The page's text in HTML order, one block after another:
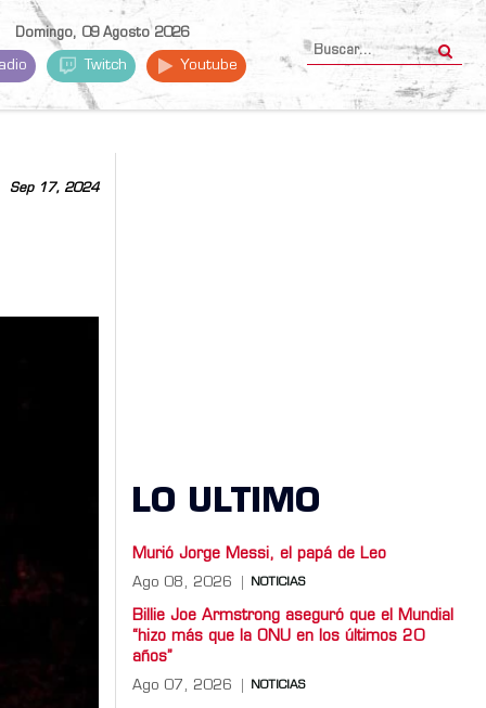
Domingo, 09 Agosto 2026
Twitch Youtube
Sep 17, 2024
LO ULTIMO
Murió Jorge Messi, el papá de Leo
Ago 08, 2026 NOTICIAS
Billie Joe Armstrong aseguró que el Mundial
“hizo más que la ONU en los últimos 20
años”
Ago 07, 2026 NOTICIAS